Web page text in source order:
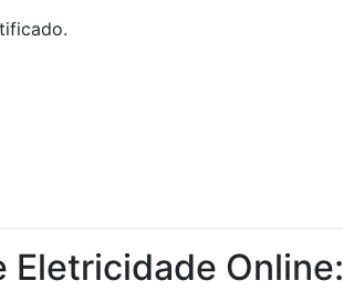
Eletricidade Online: